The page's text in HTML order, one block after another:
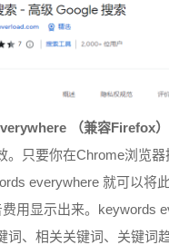
（兼容Firefox）
。只要你在Chrome浏览器
everywhere 就可以将
用显示出来。 keywords
词、相关关键词、关键词